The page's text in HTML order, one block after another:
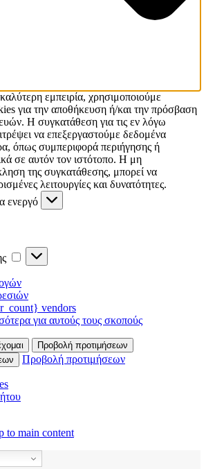
εμπειρία, χρησιμοποιούμε
για την αποθήκευση ή/και την πρόσβαση
Η συγκατάθεση για τις εν λόγω
να επεξεργαστούμε δεδομένα
όπως συμπεριφορά περιήγησης ή
σε αυτόν τον ιστότοπο. Η μη
της συγκατάθεσης, μπορεί να
λειτουργίες και δυνατότητες.
ενεργό
vendors
για αυτούς τους σκοπούς
Προβολή προτιμήσεων
Προβολή προτιμήσεων
to main content